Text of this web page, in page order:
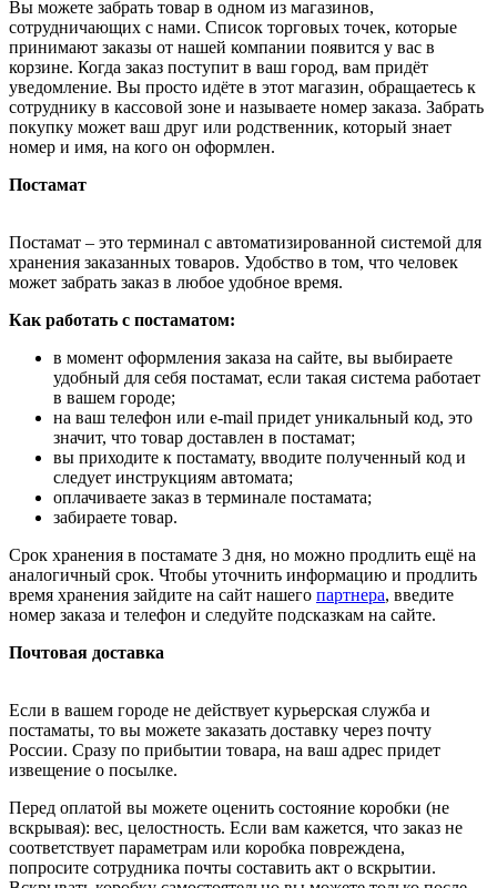
Вы можете забрать товар в одном из магазинов,
сотрудничающих с нами. Список торговых точек, которые
принимают заказы от нашей компании появится у вас в
корзине. Когда заказ поступит в ваш город, вам придёт
уведомление. Вы просто идёте в этот магазин, обращаетесь к
сотруднику в кассовой зоне и называете номер заказа. Забрать
покупку может ваш друг или родственник, который знает
номер и имя, на кого он оформлен.
Постамат
Постамат – это терминал с автоматизированной системой для
хранения заказанных товаров. Удобство в том, что человек
может забрать заказ в любое удобное время.
Как работать с постаматом:
в момент оформления заказа на сайте, вы выбираете
удобный для себя постамат, если такая система работает
в вашем городе;
на ваш телефон или e-mail придет уникальный код, это
значит, что товар доставлен в постамат;
вы приходите к постамату, вводите полученный код и
следует инструкциям автомата;
оплачиваете заказ в терминале постамата;
забираете товар.
Срок хранения в постамате 3 дня, но можно продлить ещё на
аналогичный срок. Чтобы уточнить информацию и продлить
время хранения зайдите на сайт нашего партнера, введите
номер заказа и телефон и следуйте подсказкам на сайте.
Почтовая доставка
Если в вашем городе не действует курьерская служба и
постаматы, то вы можете заказать доставку через почту
России. Сразу по прибытии товара, на ваш адрес придет
извещение о посылке.
Перед оплатой вы можете оценить состояние коробки (не
вскрывая): вес, целостность. Если вам кажется, что заказ не
соответствует параметрам или коробка повреждена,
попросите сотрудника почты составить акт о вскрытии.